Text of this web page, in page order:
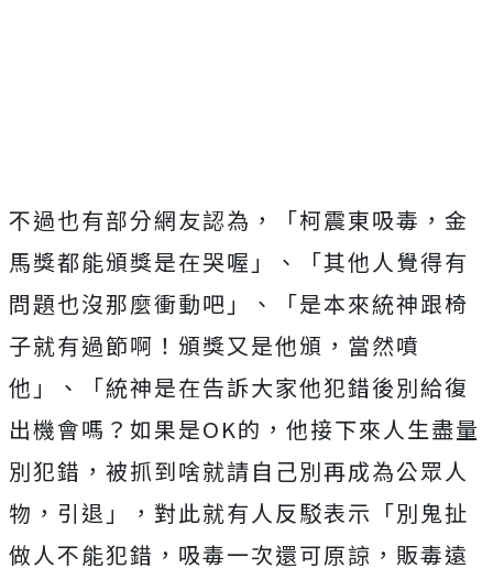
不過也有部分網友認為，
「柯震東吸毒，金
馬獎都能頒獎是在哭喔」、
「其他人覺得有
問題也沒那麼衝動吧」、「是本來統神跟椅
子就有過節啊！頒獎又是他頒，當然噴
他」、「統神是在告訴大家他犯錯後別給復
出機會嗎？如果是OK的，他接下來人生盡量
別犯錯，被抓到啥就請自己別再成為公眾人
物，引退」，對此就有人反駁表示「別鬼扯
做人不能犯錯，吸毒一次還可原諒，販毒遠